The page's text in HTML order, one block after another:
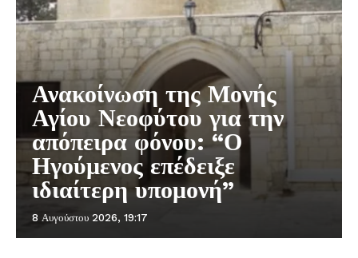
Ανακοίνωση της Μονής
Αγίου Νεοφύτου για την
απόπειρα φόνου: “Ο
Ηγούμενος επέδειξε
ιδιαίτερη υπομονή”
8 Αυγούστου 2026, 19:17